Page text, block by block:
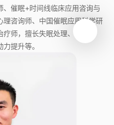
、催眠+时间线临床应用咨询与
咨询师、中国催眠应用科学研
师，擅长失眠处理、情绪调
提升等。